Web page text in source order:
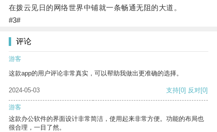
在拨云见日的网络世界中铺就一条畅通无阻的大道。
#3#
评论
游客
这款app的用户评论非常真实，可以帮助我做出更准确的选择。
2024-05-03 支持[0] 反对[0]
游客
这款办公软件的界面设计非常简洁，使用起来非常方便。功能的布局也
很合理，一目了然。